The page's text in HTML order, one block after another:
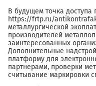
В будущем точка доступа
https://frtp.ru/
металлургической
производителей
заинтересованных
Дополнительные
платформу для
партнерами, проверки
считывание маркировки